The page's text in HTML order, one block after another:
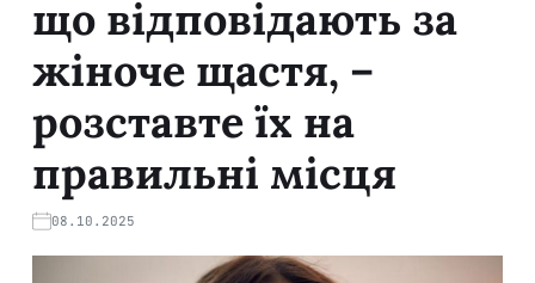
що відповідають за
жіноче щастя, –
розставте їх на
правильні місця
08.10.2025